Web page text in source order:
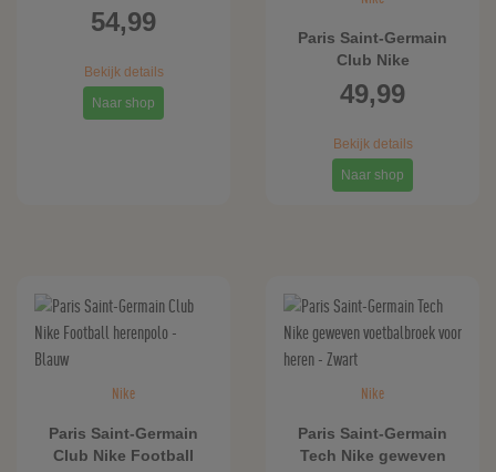
Stadium Thuis Nike Dri-
FIT
voor heren - Blauw
54,99
Bekijk details
Naar shop
Paris Saint-Germain
Club Nike
voetbalhoodie voor
jongens - Zwart
49,99
Bekijk details
Naar shop
Nike
Paris Saint-Germain
Club Nike Football
Nike
Paris Saint-Germain
Tech Nike geweven